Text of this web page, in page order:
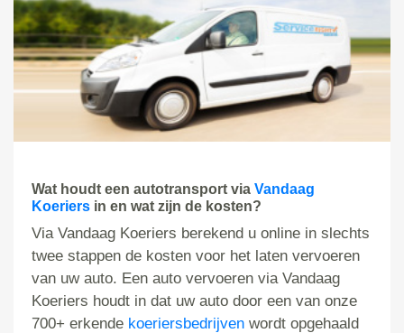
Wat houdt een autotransport via Vandaag
Koeriers in en wat zijn de kosten?
Via Vandaag Koeriers berekend u online in slechts
twee stappen de kosten voor het laten vervoeren
van uw auto. Een auto vervoeren via Vandaag
Koeriers houdt in dat uw auto door een van onze
700+ erkende koeriersbedrijven wordt opgehaald